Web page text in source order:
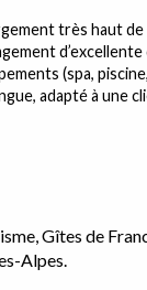
très haut
(spa,
adapté à une
Gîtes de
Alpes.